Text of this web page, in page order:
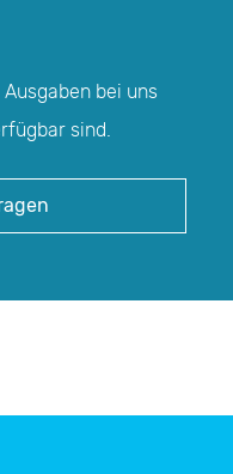
bei uns
sind.